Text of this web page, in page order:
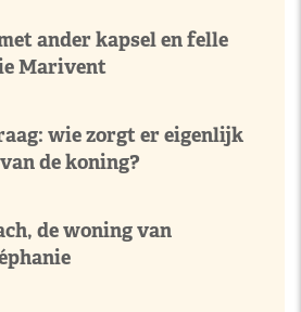
ander kapsel en felle
Marivent
wie zorgt er eigenlijk
de koning?
de woning van